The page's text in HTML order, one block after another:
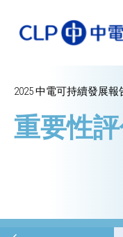
2025 中電可持續發展報
重要性